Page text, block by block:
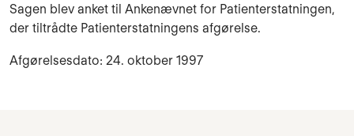
Sagen blev anket til Ankenævnet for Patienterstatningen,
der tiltrådte Patienterstatningens afgørelse.
Afgørelsesdato: 24. oktober 1997